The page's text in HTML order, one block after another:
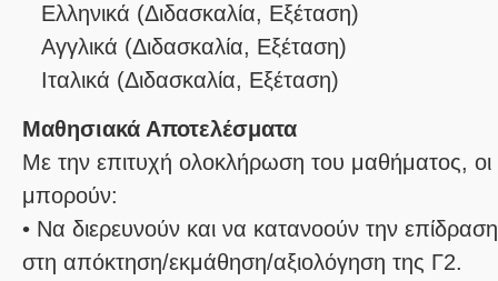
Ελληνικά (Διδασκαλία, Εξέταση)
Αγγλικά (Διδασκαλία, Εξέταση)
Ιταλικά (Διδασκαλία, Εξέταση)
Μαθησιακά Αποτελέσματα
Με την επιτυχή ολοκλήρωση του μαθήματος, οι
μπορούν:
• Να διερευνούν και να κατανοούν την
στη απόκτηση/εκμάθηση/αξιολόγηση της Γ2.